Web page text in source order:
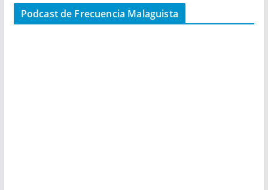
Podcast de Frecuencia Malaguista